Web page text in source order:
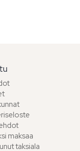
maksaa
taksiala